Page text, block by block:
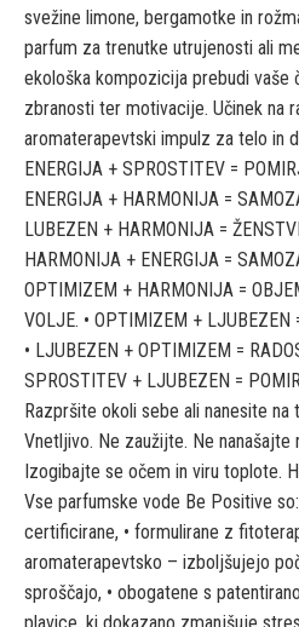
svežine limone, bergamotke in
parfum za trenutke utrujenosti ali
ekološka kompozicija prebudi vaše
zbranosti ter motivacije. Učinek na
aromaterapevtski impulz za telo in
ENERGIJA + SPROSTITEV =
ENERGIJA + HARMONIJA =
LUBEZEN + HARMONIJA =
HARMONIJA + ENERGIJA =
OPTIMIZEM + HARMONIJA =
VOLJE. • OPTIMIZEM + LJUBEZEN
• LJUBEZEN + OPTIMIZEM =
SPROSTITEV + LJUBEZEN =
Razpršite okoli sebe ali nanesite na
Vnetljivo. Ne zaužijte. Ne nanašajte
Izogibajte se očem in viru toplote.
Vse parfumske vode Be Positive
certificirane, • formulirane z
aromaterapevtsko – izboljšujejo
sproščajo, • obogatene s